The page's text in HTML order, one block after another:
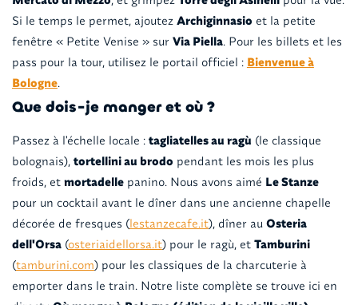
Si le temps le permet, ajoutez Archiginnasio et la petite
fenêtre « Petite Venise » sur Via Piella. Pour les billets et les
pass pour la tour, utilisez le portail officiel : Bienvenue à
Bologne.
Que dois-je manger et où ?
Passez à l'échelle locale : tagliatelles au ragù (le classique
bolognais), tortellini au brodo pendant les mois les plus
froids, et mortadellepanino. Nous avons aimé Le Stanze
pour un cocktail avant le dîner dans une ancienne chapelle
décorée de fresques (lestanzecafe.it), dîner au Osteria
dell'Orsa(osteriaidellorsa.it) pour le ragù, et Tamburini
(tamburini.com) pour les classiques de la charcuterie à
emporter dans le train. Notre liste complète se trouve ici en